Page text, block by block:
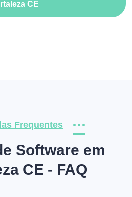
CE
Frequentes
Software em
CE - FAQ